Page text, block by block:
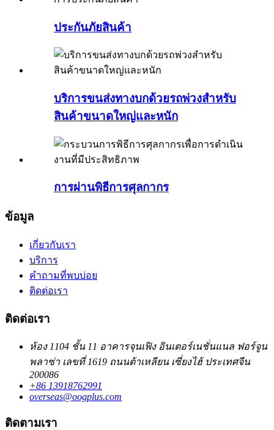
ประกันภัยสินค้า
บริการขนส่งทางบกด้วยรถพ่วงสำหรับ
สินค้าขนาดใหญ่และหนัก
การผ่านพิธีการศุลกากร
ข้อมูล
เกี่ยวกับเรา
บริการ
คำถามที่พบบ่อย
ติดต่อเรา
ติดต่อเรา
ห้อง 1104 ชั้น 11 อาคารจุนเฟิง อินเตอร์เนชั่นแนล ฟอร์จูน
พลาซ่า เลขที่ 1619 ถนนต้าเหลียน เซี่ยงไฮ้ ประเทศจีน
200086
+86 13918762991
overseas@oogplus.com
ติดตามเรา